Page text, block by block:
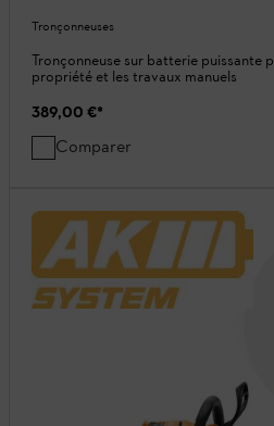
Tronçonneuses
Tronçonneuse sur batterie puissante
propriété et les travaux manuels
389,00 €*
Comparer